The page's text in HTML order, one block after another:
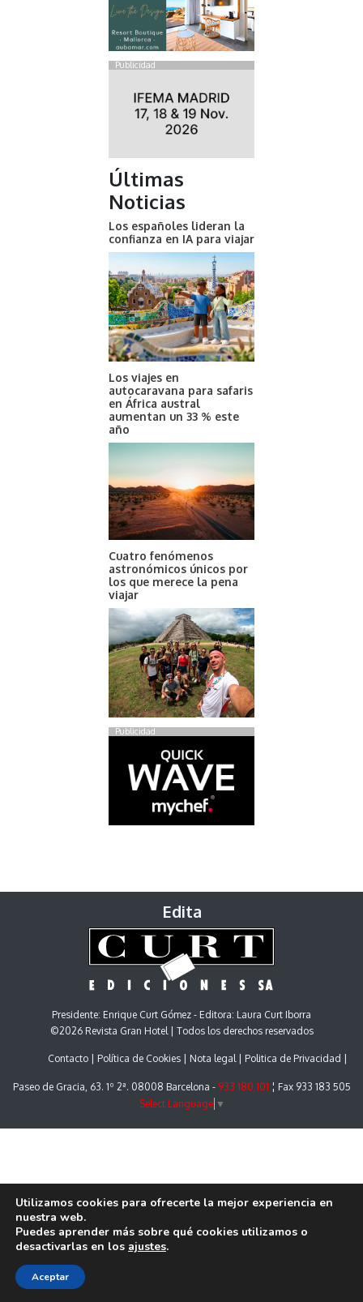
Publicidad
Últimas
Noticias
Los españoles lideran la
confianza en IA para viajar
Los viajes en
autocaravana para safaris
en África austral
aumentan un 33 % este
año
Cuatro fenómenos
astronómicos únicos por
los que merece la pena
viajar
Publicidad
Edita
Presidente: Enrique Curt Gómez - Editora: Laura Curt Iborra
©2026 Revista Gran Hotel | Todos los derechos reservados
Contacto Política de Cookies Nota legal Politica de Privacidad
Paseo de Gracia, 63. 1º 2ª. 08008 Barcelona - 933 180 101 ¦ Fax 933 183 505
Select Language ▼
Utilizamos cookies para ofrecerte la mejor experiencia en
nuestra web.
Puedes aprender más sobre qué cookies utilizamos o
desactivarlas en los ajustes.
Aceptar